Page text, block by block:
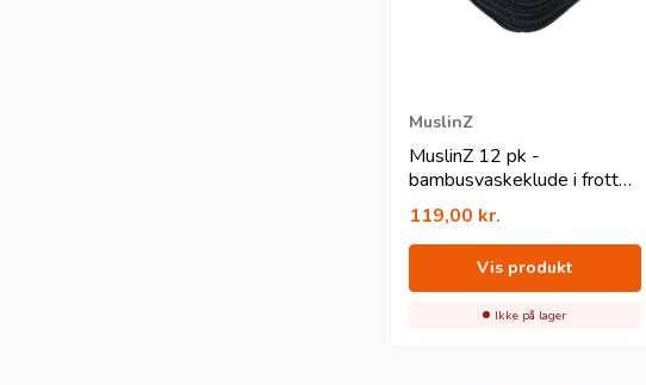
En ekstra fordel ved den
Lægger du en klud oven i
MuslinZ
MuslinZ 12 pk -
bambusvaskeklude i frotte
- 20x20 cm - sort
119,00 kr.
Vis produkt
Ikke på lager